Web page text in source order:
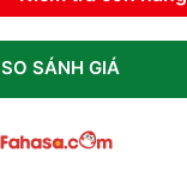
SO SÁNH GIÁ